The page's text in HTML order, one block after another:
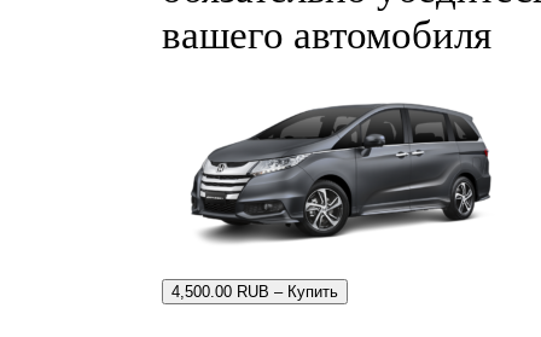
вашего автомобиля
4,500.00 RUB – Купить